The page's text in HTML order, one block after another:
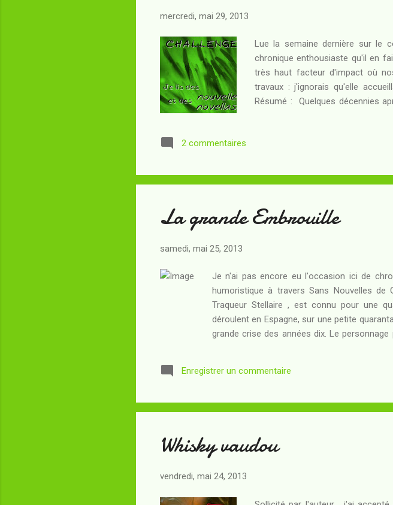
mercredi, mai 29, 2013
Lue la semaine dernière sur le
chronique enthousiaste qu'il en
très haut facteur d'impact où
travaux : j'ignorais qu'elle
Résumé : Quelques décennies
les règles d'une symbiose
le plus classique (celui de la
2 commentaires
La grande Embrouille
samedi, mai 25, 2013
Je n'ai pas encore eu l'occasion ici de
humoristique à travers Sans Nouvelles
Traqueur Stellaire , est connu pour une
déroulent en Espagne, sur une petite
grande crise des années dix. Le
brûlant, il n'y a plus un seul client au
Enregistrer un commentaire
Whisky vaudou
vendredi, mai 24, 2013